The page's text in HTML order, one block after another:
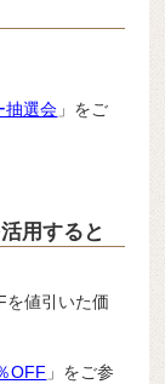
抽選会 」をご
用すると
を値引いた価
OFF 」をご参